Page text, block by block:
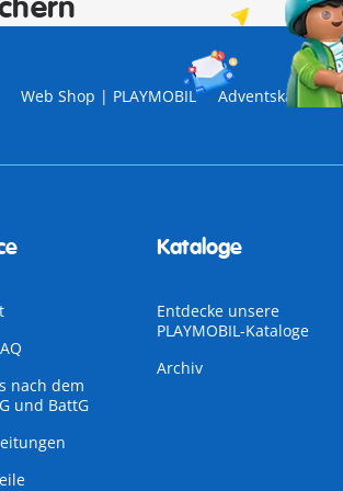
Web Shop | PLAYMOBIL Adventskalender
nach dem
und BattG
Kataloge
Entdecke unsere
PLAYMOBIL-Kataloge
Archiv